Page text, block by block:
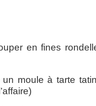
en fines
un moule à tarte